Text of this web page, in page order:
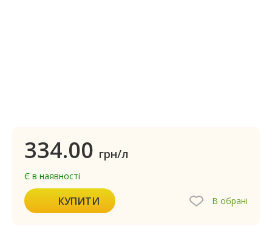
334.00 грн/л
Є в наявності
КУПИТИ В обрані